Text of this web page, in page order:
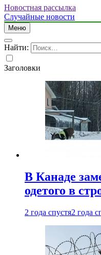
Новостная рассылка
Случайные новости
Меню
Найти:
Заголовки
В Канаде
одетого в
2 года спустя2 года